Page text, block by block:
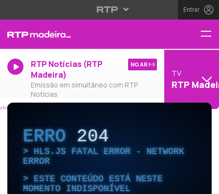
Entrar
RTP Notícias (RTP
Madeira)
Emissão em simultâneo com RTP
Notícias
NO AR
TV
RTP
ERRO204
HLS.JS FATAL ERROR - NETWORK
ERROR
ESTE CONTEÚDO ESTÁ NESTE
MOMENTO INDISPONÍVEL